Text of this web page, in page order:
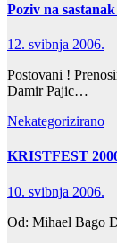
Poziv na
12. svibnja 2006.
Postovani !
Damir Pajic…
Nekategorizirano
KRISTFEST
10. svibnja 2006.
Od: Mihael Bago